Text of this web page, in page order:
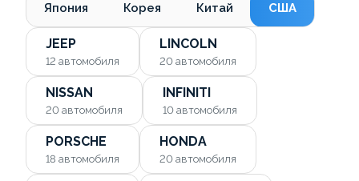
Япония Корея Китай США
JEEP
12 автомобиля
LINCOLN
20 автомобиля
NISSAN
20 автомобиля
INFINITI
10 автомобиля
PORSCHE
18 автомобиля
HONDA
20 автомобиля